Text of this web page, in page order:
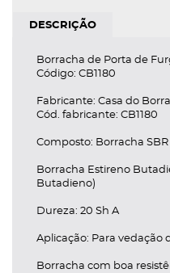
DESCRIÇÃO
Borracha de Porta de
Código: CB1180
Fabricante: Casa do
Cód. fabricante: CB1180
Composto: Borracha SBR
Borracha Estireno
Butadieno)
Dureza: 20 Sh A
Aplicação: Para vedação
Borracha com boa